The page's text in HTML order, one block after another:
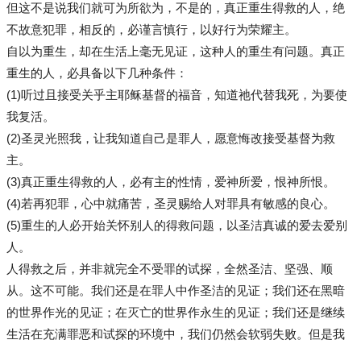
但这不是说我们就可为所欲为，不是的，真正重生得救的人，绝
不故意犯罪，相反的，必谨言慎行，以好行为荣耀主。
自以为重生，却在生活上毫无见证，这种人的重生有问题。真正
重生的人，必具备以下几种条件：
(1)听过且接受关乎主耶稣基督的福音，知道祂代替我死，为要使
我复活。
(2)圣灵光照我，让我知道自己是罪人，愿意悔改接受基督为救
主。
(3)真正重生得救的人，必有主的性情，爱神所爱，恨神所恨。
(4)若再犯罪，心中就痛苦，圣灵赐给人对罪具有敏感的良心。
(5)重生的人必开始关怀别人的得救问题，以圣洁真诚的爱去爱别
人。
人得救之后，并非就完全不受罪的试探，全然圣洁、坚强、顺
从。这不可能。我们还是在罪人中作圣洁的见证；我们还在黑暗
的世界作光的见证；在灭亡的世界作永生的见证；我们还是继续
生活在充满罪恶和试探的环境中，我们仍然会软弱失败。但是我